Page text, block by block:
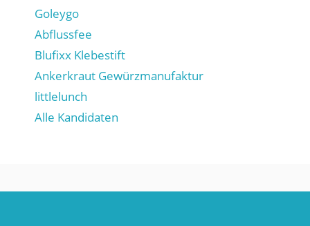
Goleygo
Abflussfee
Blufixx Klebestift
Ankerkraut Gewürzmanufaktur
littlelunch
Alle Kandidaten